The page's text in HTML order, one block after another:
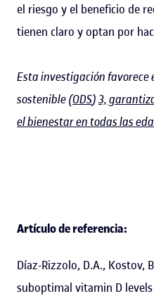
el riesgo y el beneficio de
tienen claro y optan por
Esta investigación favorece
sostenible (ODS)3,
el bienestar en todas las
Artículo de referencia:
Díaz-Rizzolo, D.A., Kostov,
suboptimal vitamin D